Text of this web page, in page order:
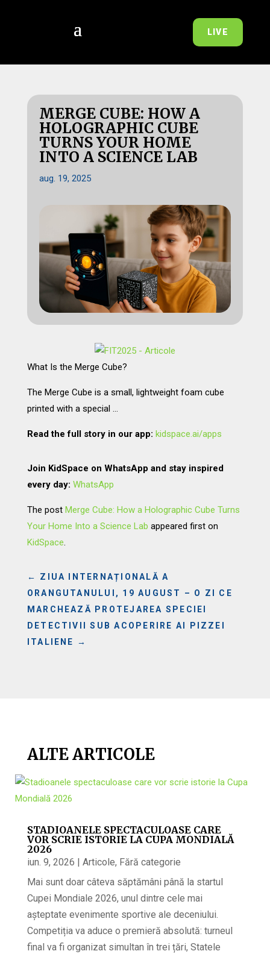
LIVE
MERGE CUBE: HOW A
HOLOGRAPHIC CUBE
TURNS YOUR HOME
INTO A SCIENCE LAB
aug. 19, 2025
What Is the Merge Cube?
The Merge Cube is a small, lightweight foam cube
printed with a special …
Read the full story in our app: kidspace.ai/apps
Join KidSpace on WhatsApp and stay inspired
every day: WhatsApp
The post Merge Cube: How a Holographic Cube Turns
Your Home Into a Science Lab appeared first on
KidSpace.
← ZIUA INTERNAȚIONALĂ A
ORANGUTANULUI, 19 AUGUST – O ZI CE
MARCHEAZĂ PROTEJAREA SPECIEI
DETECTIVII SUB ACOPERIRE AI PIZZEI
ITALIENE
→
ALTE ARTICOLE
STADIOANELE SPECTACULOASE CARE
VOR SCRIE ISTORIE LA CUPA MONDIALĂ
2026
iun. 9, 2026 | Articole, Fără categorie
Mai sunt doar câteva săptămâni până la startul
Cupei Mondiale 2026, unul dintre cele mai
așteptate evenimente sportive ale deceniului.
Competiția va aduce o premieră absolută: turneul
final va fi organizat simultan în trei țări, Statele